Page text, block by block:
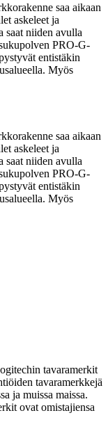
saa aikaan
askeleet ja
saat niiden avulla
PRO-G-
entistäkin
Myös
saa aikaan
askeleet ja
saat niiden avulla
PRO-G-
entistäkin
Myös
tavaramerkit
tavaramerkkejä
ja muissa maissa.
ovat omistajiensa